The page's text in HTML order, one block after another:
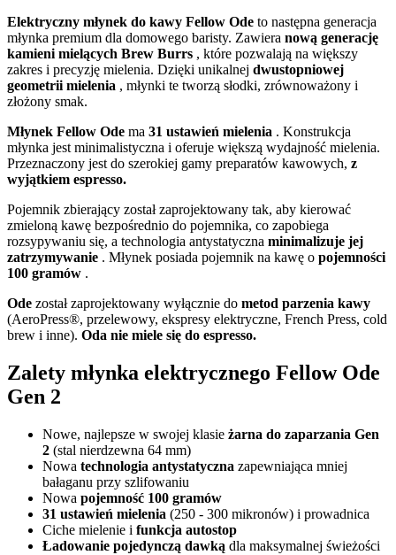
Elektryczny młynek do kawy Fellow Ode to następna generacja
młynka premium dla domowego baristy. Zawiera nową generację
kamieni mielących Brew Burrs , które pozwalają na większy
zakres i precyzję mielenia. Dzięki unikalnej dwustopniowej
geometrii mielenia , młynki te tworzą słodki, zrównoważony i
złożony smak.
Młynek Fellow Ode ma 31 ustawień mielenia . Konstrukcja
młynka jest minimalistyczna i oferuje większą wydajność mielenia.
Przeznaczony jest do szerokiej gamy preparatów kawowych, z
wyjątkiem espresso.
Pojemnik zbierający został zaprojektowany tak, aby kierować
zmieloną kawę bezpośrednio do pojemnika, co zapobiega
rozsypywaniu się, a technologia antystatyczna minimalizuje jej
zatrzymywanie . Młynek posiada pojemnik na kawę o pojemności
100 gramów .
Ode został zaprojektowany wyłącznie do metod parzenia kawy
(AeroPress®, przelewowy, ekspresy elektryczne, French Press, cold
brew i inne). Oda nie miele się do espresso.
Zalety młynka elektrycznego Fellow Ode
Gen 2
Nowe, najlepsze w swojej klasie żarna do zaparzania Gen
2 (stal nierdzewna 64 mm)
Nowa technologia antystatyczna zapewniająca mniej
bałaganu przy szlifowaniu
Nowa pojemność 100 gramów
31 ustawień mielenia (250 - 300 mikronów) i prowadnica
Ciche mielenie i funkcja autostop
Ładowanie pojedynczą dawką dla maksymalnej świeżości